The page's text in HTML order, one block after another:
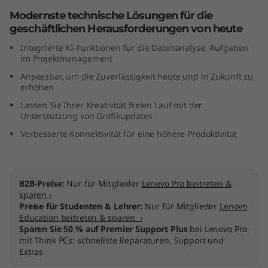
n
Modernste technische Lösungen für die
geschäftlichen Herausforderungen von heute
Integrierte KI-Funktionen für die Datenanalyse, Aufgaben
im Projektmanagement
Anpassbar, um die Zuverlässigkeit heute und in Zukunft zu
erhöhen
Lassen Sie Ihrer Kreativität freien Lauf mit der
Unterstützung von Grafikupdates
Verbesserte Konnektivität für eine höhere Produktivität
B2B-Preise: Nur für Mitglieder Lenovo Pro beitreten &
sparen ›
Preise für Studenten & Lehrer: Nur für Mitglieder Lenovo
Education beitreten & sparen ›
Sparen Sie 50 % auf Premier Support Plusbei Lenovo Pro
mit Think PCs: schnellste Reparaturen, Support und
Extras